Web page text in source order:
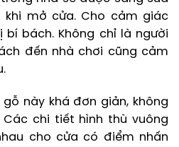
mở cửa. Cho cảm giác
bách. Không chỉ là người
đến nhà chơi cũng cảm
này khá đơn giản, không
chi tiết hình thù vuông
cho cửa có điểm nhấn